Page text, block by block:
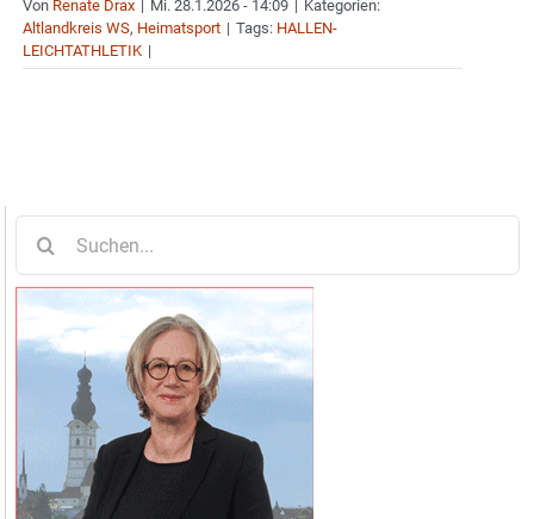
Von Renate Drax Mi. 28.1.2026 - 14:09
Kategorien:
Altlandkreis WS, Heimatsport | Tags: HALLEN-
LEICHTATHLETIK |
nach: